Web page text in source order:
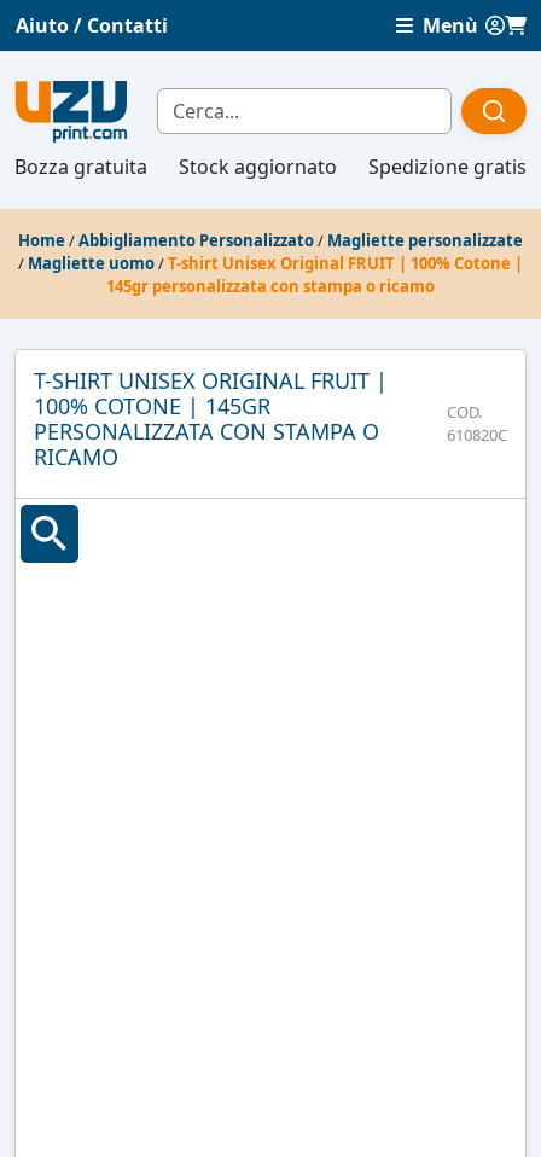
Aiuto / Contatti Menù
Bozza gratuita Stock aggiornato Spedizione gratis
Home /Abbigliamento Personalizzato/ Magliette personalizzate
/ Magliette uomo/T-shirt Unisex Original FRUIT | 100% Cotone |
145gr personalizzata con stampa o ricamo
T-SHIRT UNISEX ORIGINAL FRUIT |
100% COTONE | 145GR
PERSONALIZZATA CON STAMPA O
RICAMO
COD.
610820C